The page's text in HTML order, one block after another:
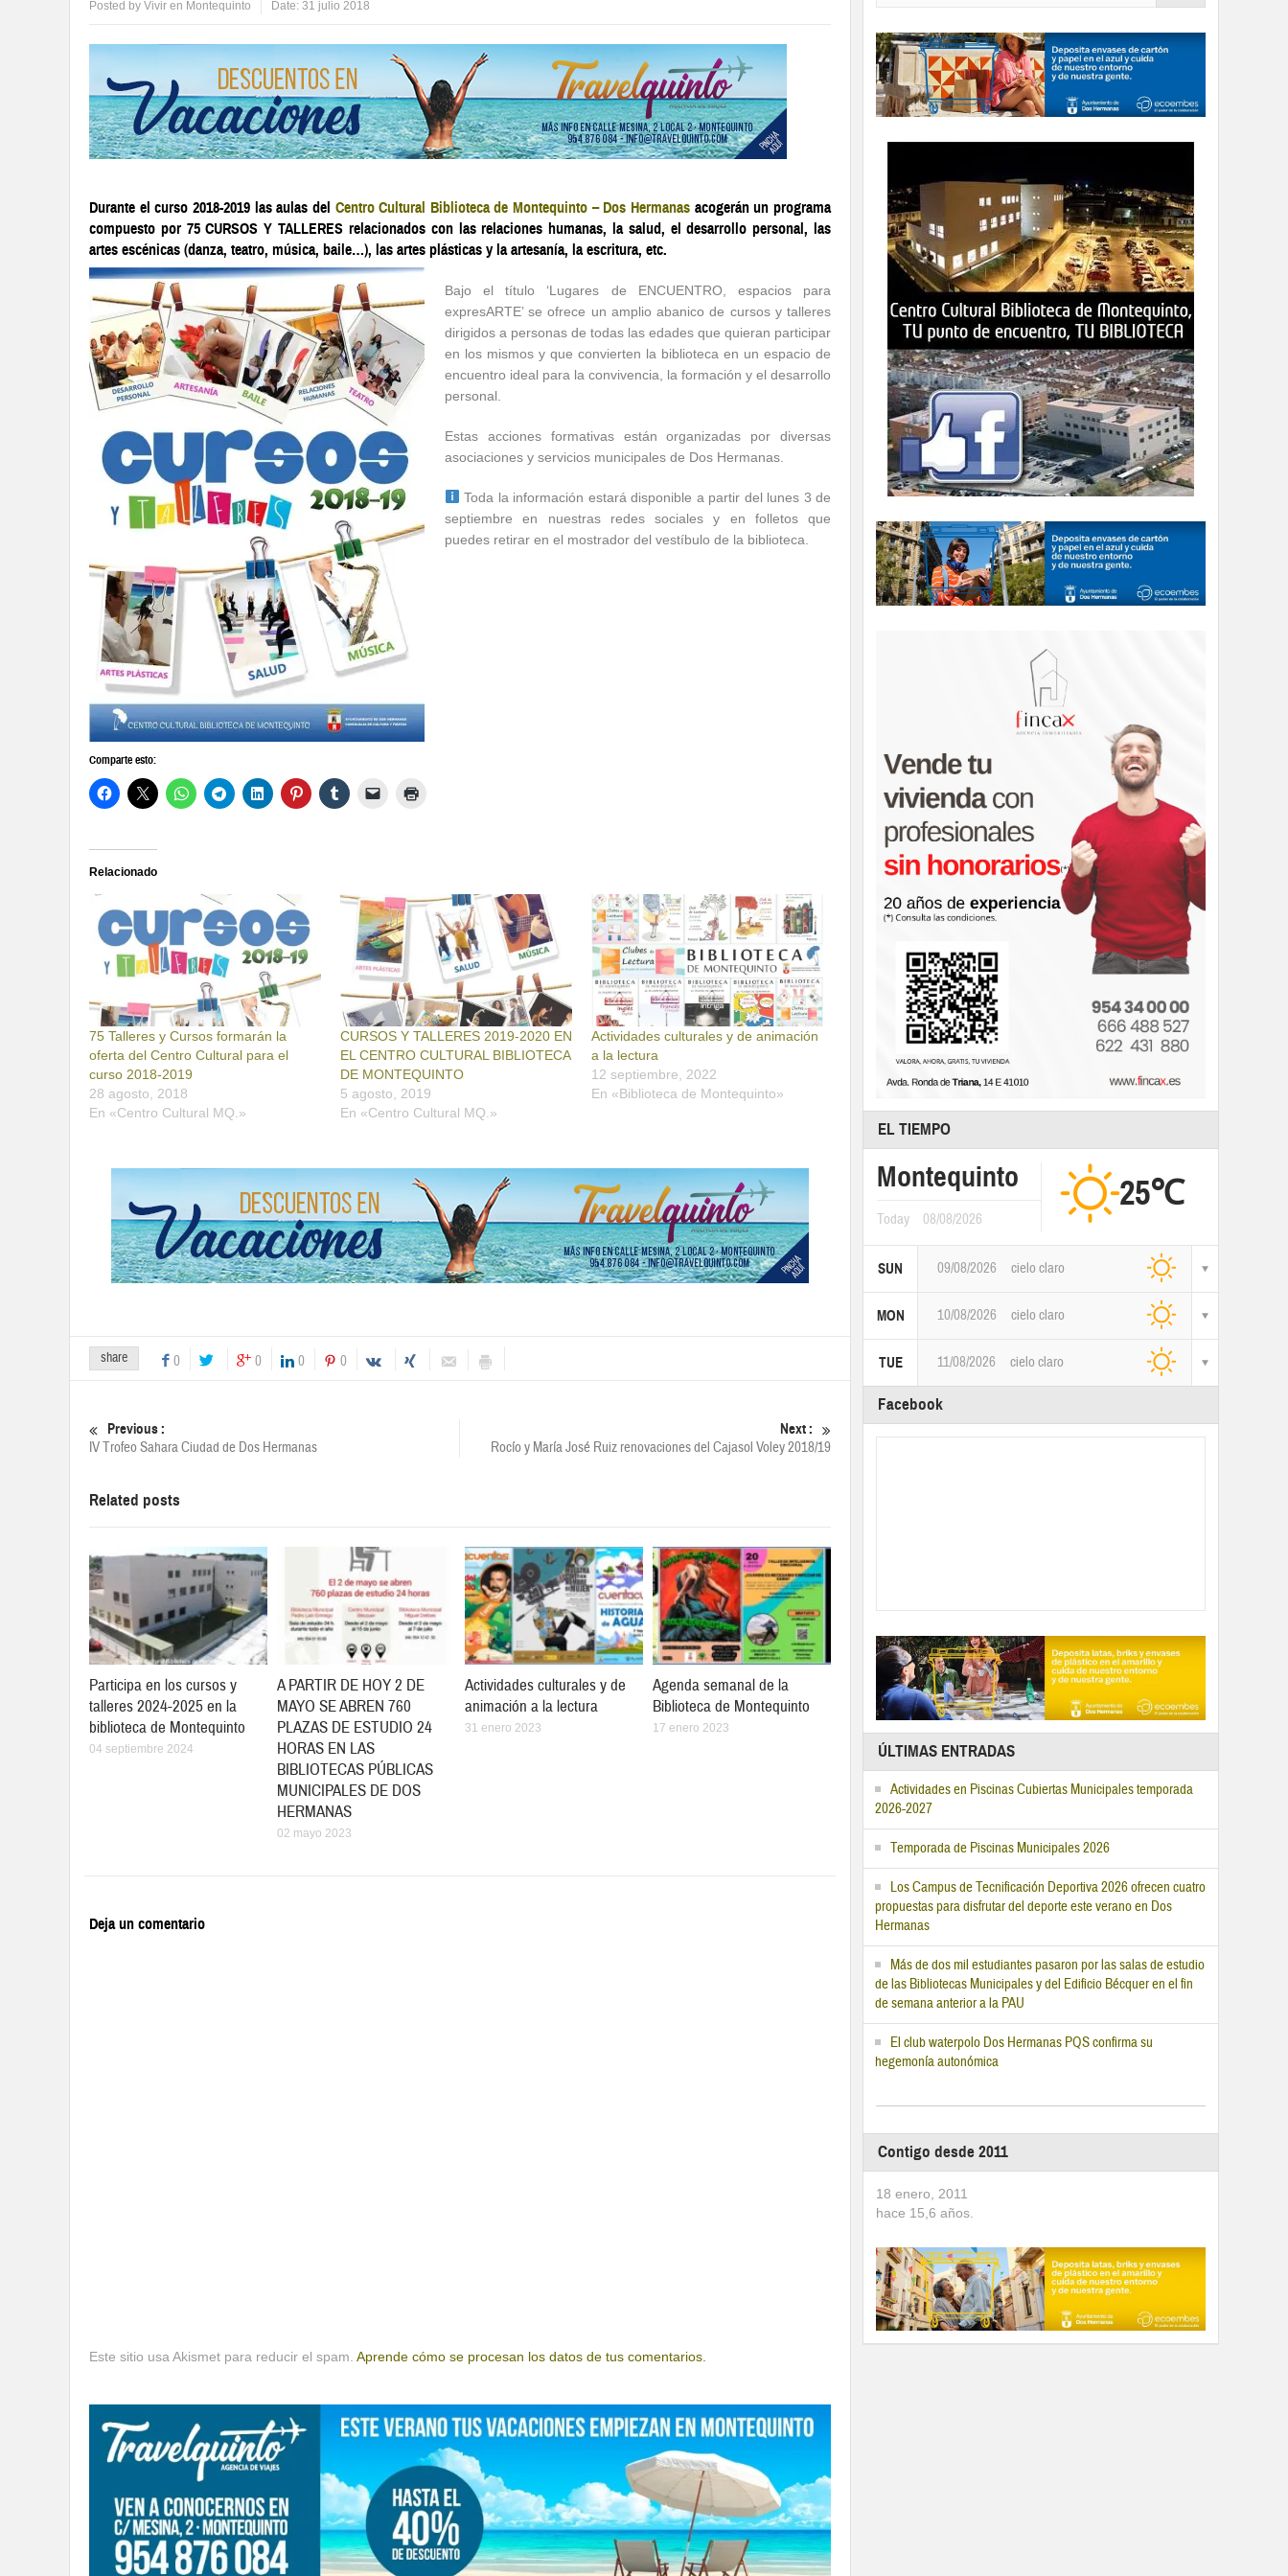
Posted by Vivir en Montequinto Date: 31 julio 2018
Durante el curso 2018-2019 las aulas del Centro Cultural Biblioteca de Montequinto – Dos Hermanas acogerán un programa
compuesto por 75 CURSOS Y TALLERES relacionados con las relaciones humanas, la salud, el desarrollo personal, las
artes escénicas (danza, teatro, música, baile…), las artes plásticas y la artesanía, la escritura, etc.
Bajo el título ‘Lugares de ENCUENTRO, espacios para
expresARTE’ se ofrece un amplio abanico de cursos y talleres
dirigidos a personas de todas las edades que quieran participar
en los mismos y que convierten la biblioteca en un espacio de
encuentro ideal para la convivencia, la formación y el desarrollo
personal.
Estas acciones formativas están organizadas por diversas
asociaciones y servicios municipales de Dos Hermanas.
Toda la información estará disponible a partir del lunes 3 de
septiembre en nuestras redes sociales y en folletos que
puedes retirar en el mostrador del vestíbulo de la biblioteca.
Comparte esto:
Relacionado
75 Talleres y Cursos formarán la
oferta del Centro Cultural para el
curso 2018-2019
28 agosto, 2018
En «Centro Cultural MQ.»
CURSOS Y TALLERES 2019-2020 EN
EL CENTRO CULTURAL BIBLIOTECA
DE MONTEQUINTO
5 agosto, 2019
En «Centro Cultural MQ.»
Actividades culturales y de animación
a la lectura
12 septiembre, 2022
En «Biblioteca de Montequinto»
share 0 0 0 0
Previous :
IV Trofeo Sahara Ciudad de Dos Hermanas
Next :
Rocío y María José Ruiz renovaciones del Cajasol Voley 2018/19
Related posts
Participa en los cursos y
talleres 2024-2025 en la
biblioteca de Montequinto
04 septiembre 2024
A PARTIR DE HOY 2 DE
MAYO SE ABREN 760
PLAZAS DE ESTUDIO 24
HORAS EN LAS
BIBLIOTECAS PÚBLICAS
MUNICIPALES DE DOS
HERMANAS
02 mayo 2023
Actividades culturales y de
animación a la lectura
31 enero 2023
Agenda semanal de la
Biblioteca de Montequinto
17 enero 2023
Deja un comentario
Este sitio usa Akismet para reducir el spam. Aprende cómo se procesan los datos de tus comentarios.
EL TIEMPO
Montequinto
Today 08/08/2026
25℃
SUN 09/08/2026 cielo claro
MON 10/08/2026 cielo claro
TUE 11/08/2026 cielo claro
Facebook
ÚLTIMAS ENTRADAS
Actividades en Piscinas Cubiertas Municipales temporada
2026-2027
Temporada de Piscinas Municipales 2026
Los Campus de Tecnificación Deportiva 2026 ofrecen cuatro
propuestas para disfrutar del deporte este verano en Dos
Hermanas
Más de dos mil estudiantes pasaron por las salas de estudio
de las Bibliotecas Municipales y del Edificio Bécquer en el fin
de semana anterior a la PAU
El club waterpolo Dos Hermanas PQS confirma su
hegemonía autonómica
Contigo desde 2011
18 enero, 2011
hace 15,6 años.